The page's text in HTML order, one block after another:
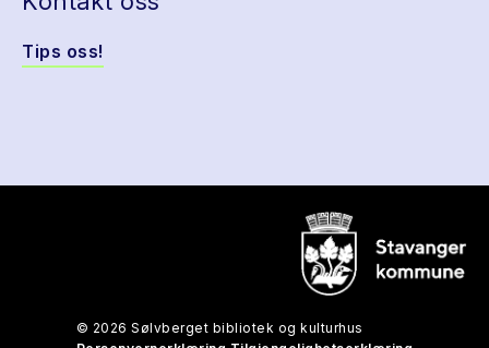
Tips oss!
© 2026 Sølvberget bibliotek og kulturhus